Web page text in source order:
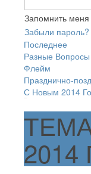
Запомнить меня
Забыли пароль?
Последнее
Разные Вопросы
Флейм
Празднично-
С Новым 2014
2014